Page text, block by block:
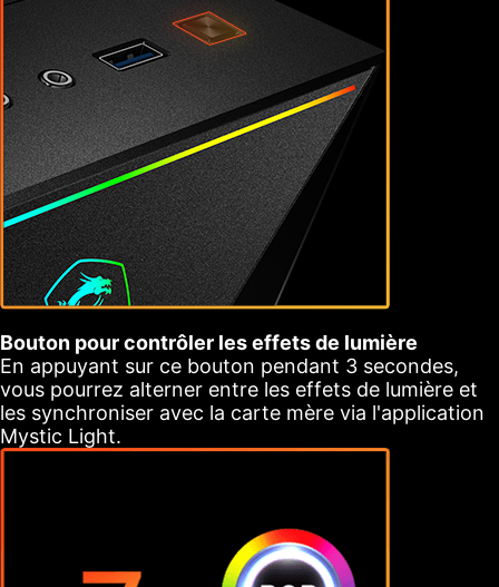
Bouton pour contrôler les effets de lumière
En appuyant sur ce bouton pendant 3 secondes,
vous pourrez alterner entre les effets de lumière et
les synchroniser avec la carte mère via l'application
Mystic Light.